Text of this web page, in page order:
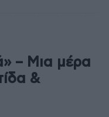
– Μια μέρα
&